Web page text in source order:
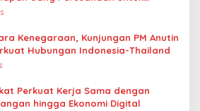
Kenegaraan, Kunjungan PM Anutin
Hubungan Indonesia-Thailand
Perkuat Kerja Sama dengan
hingga Ekonomi Digital